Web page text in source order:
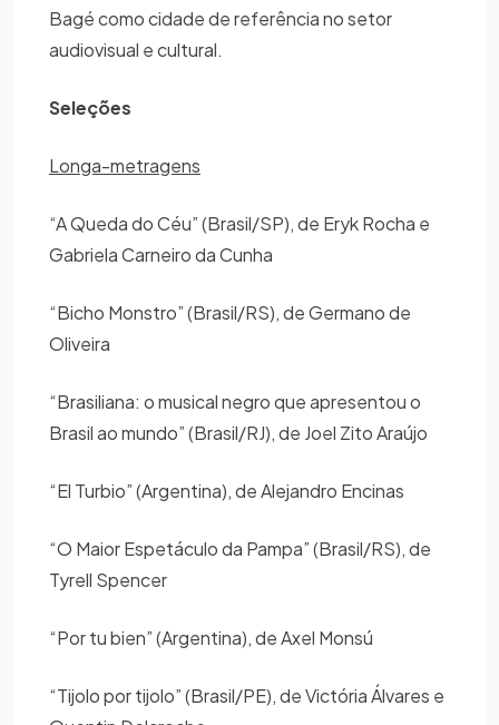
Bagé como cidade de referência no setor
audiovisual e cultural.
Seleções
Longa-metragens
“A Queda do Céu” (Brasil/SP), de Eryk Rocha e
Gabriela Carneiro da Cunha
“Bicho Monstro” (Brasil/RS), de Germano de
Oliveira
“Brasiliana: o musical negro que apresentou o
Brasil ao mundo” (Brasil/RJ), de Joel Zito Araújo
“El Turbio” (Argentina), de Alejandro Encinas
“O Maior Espetáculo da Pampa” (Brasil/RS), de
Tyrell Spencer
“Por tu bien” (Argentina), de Axel Monsú
“Tijolo por tijolo” (Brasil/PE), de Victória Álvares e